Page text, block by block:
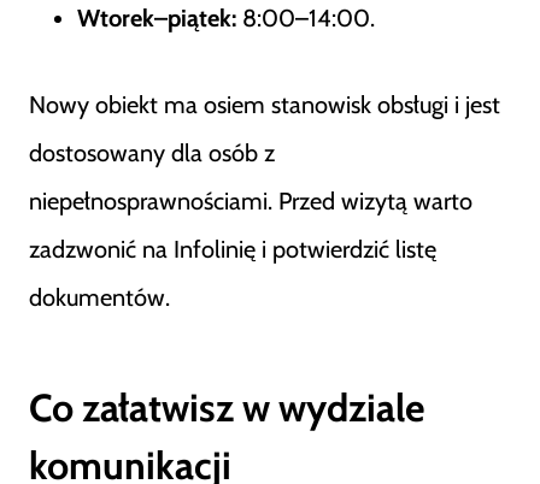
Wtorek–piątek: 8:00–14:00.
Nowy obiekt ma osiem stanowisk obsługi i jest
dostosowany dla osób z
niepełnosprawnościami. Przed wizytą warto
zadzwonić na Infolinię i potwierdzić listę
dokumentów.
Co załatwisz w wydziale
komunikacji